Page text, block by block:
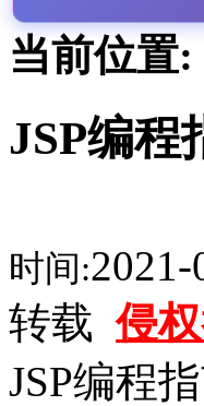
当前位置:
JSP编程
时间:2021-
转载侵
JSP编程